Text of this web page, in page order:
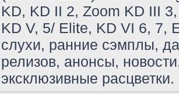
KD, KD II 2, Zoom KD III
KD V, 5/ Elite, KD VI 6, 7,
слухи, ранние сэмплы,
релизов, анонсы,
эксклюзивные расцветки.